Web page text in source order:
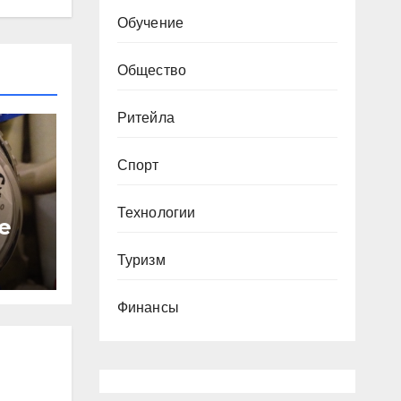
Обучение
Общество
Ритейла
Спорт
Технологии
Туризм
Финансы